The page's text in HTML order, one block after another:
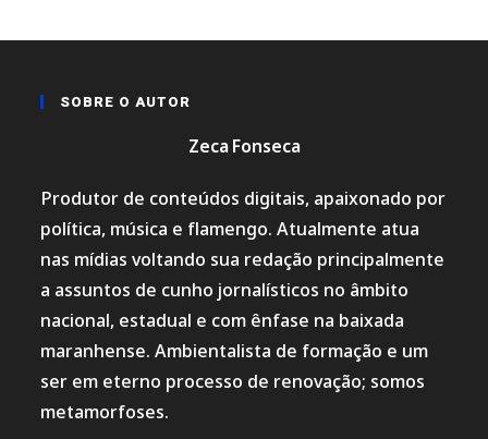
SOBRE O AUTOR
Zeca Fonseca
Produtor de conteúdos digitais, apaixonado por
política, música e flamengo. Atualmente atua
nas mídias voltando sua redação principalmente
a assuntos de cunho jornalísticos no âmbito
nacional, estadual e com ênfase na baixada
maranhense. Ambientalista de formação e um
ser em eterno processo de renovação; somos
metamorfoses.